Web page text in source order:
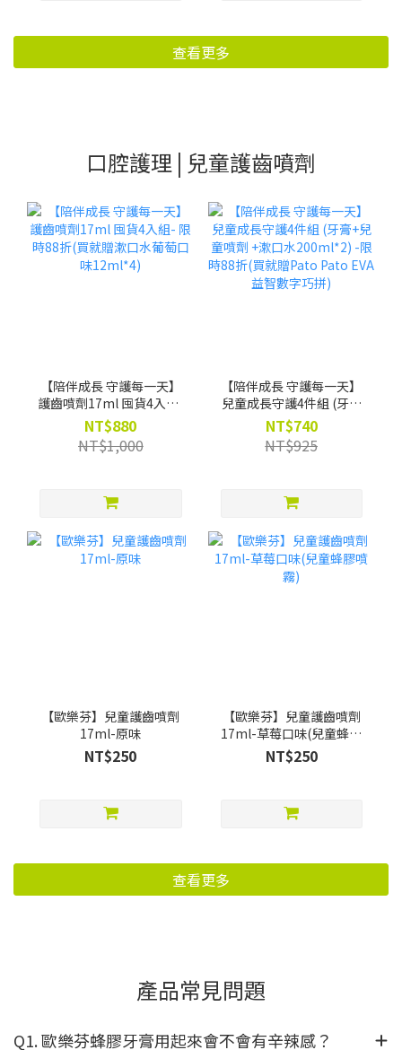
查看更多
口腔護理 | 兒童護齒噴劑
【陪伴成長 守護每一天】
護齒噴劑17ml 囤貨4入組-
限時88折(買就贈漱口水葡
萄口味12ml*4)
NT$880
NT$1,000
【陪伴成長 守護每一天】
兒童成長守護4件組 (牙膏
+兒童噴劑 +漱口水
200ml*2) -限時88折(買就
贈Pato Pato EVA益智數字
NT$740
NT$925
【歐樂芬】兒童護齒噴劑
17ml-原味
NT$250
【歐樂芬】兒童護齒噴劑
17ml-草莓口味(兒童蜂膠
噴霧)
NT$250
查看更多
產品常見問題
Q1. 歐樂芬蜂膠牙膏用起來會不會有辛辣感？